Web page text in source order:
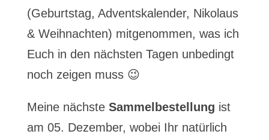
(Geburtstag, Adventskalender, Nikolaus
& Weihnachten) mitgenommen, was ich
Euch in den nächsten Tagen unbedingt
noch zeigen muss 😉
Meine nächste Sammelbestellung ist
am 05. Dezember, wobei Ihr natürlich